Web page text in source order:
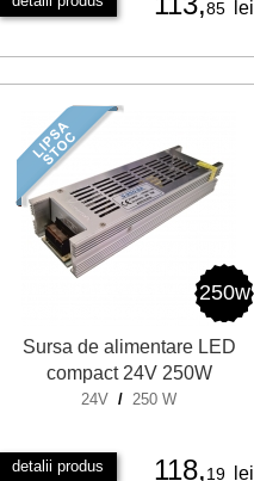
85 lei
250w
Sursa de alimentare LED
compact 24V 250W
24V / 250 W
detalii produs 118,19 lei